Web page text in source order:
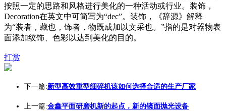
按照一定的思路和风格进行美化的一种活动或行业。装饰，
Decoration在英文中可简写为“dec”。装饰，《辞源》解释
为“装者，藏也，饰者，物既成加以文采也。”指的是对器物表
面添加纹饰、色彩以达到美化的目的。
打赏
下一篇:新型高效重型细碎机该如何选择合适的生产厂家
上一篇:金鑫平面研磨机新的起点，新的镜面抛光设备